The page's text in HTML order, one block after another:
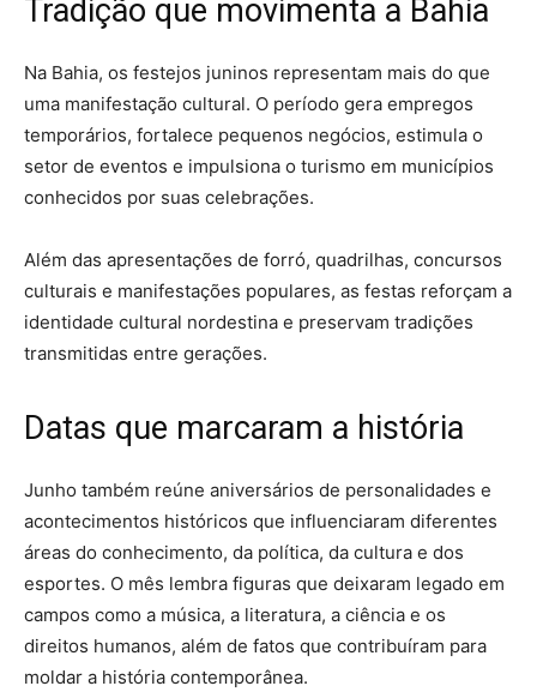
Tradição que movimenta a Bahia
Na Bahia, os festejos juninos representam mais do que
uma manifestação cultural. O período gera empregos
temporários, fortalece pequenos negócios, estimula o
setor de eventos e impulsiona o turismo em municípios
conhecidos por suas celebrações.
Além das apresentações de forró, quadrilhas, concursos
culturais e manifestações populares, as festas reforçam a
identidade cultural nordestina e preservam tradições
transmitidas entre gerações.
Datas que marcaram a história
Junho também reúne aniversários de personalidades e
acontecimentos históricos que influenciaram diferentes
áreas do conhecimento, da política, da cultura e dos
esportes. O mês lembra figuras que deixaram legado em
campos como a música, a literatura, a ciência e os
direitos humanos, além de fatos que contribuíram para
moldar a história contemporânea.